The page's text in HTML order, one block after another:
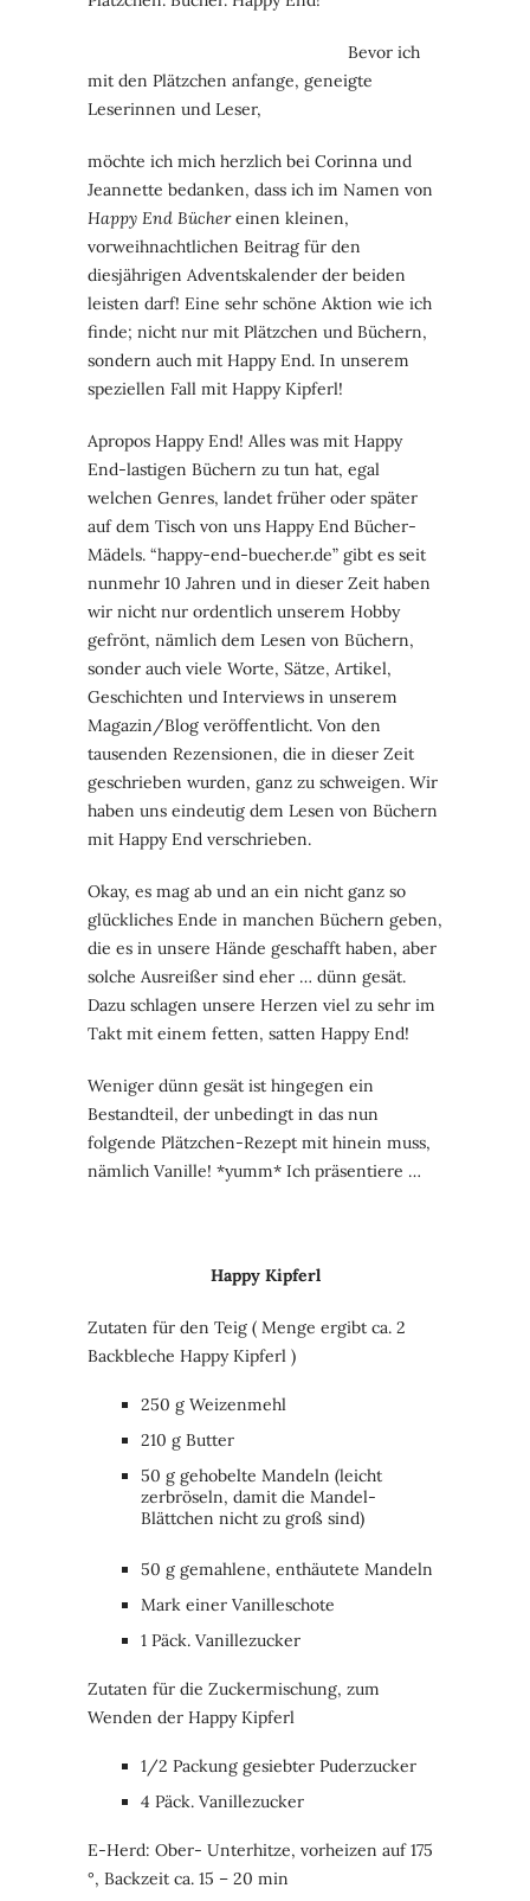
Bevor ich
mit den Plätzchen anfange, geneigte
Leserinnen und Leser,
möchte ich mich herzlich bei Corinna und
Jeannette bedanken, dass ich im Namen von
Happy End Büchereinen kleinen,
vorweihnachtlichen Beitrag für den
diesjährigen Adventskalender der beiden
leisten darf! Eine sehr schöne Aktion wie ich
finde; nicht nur mit Plätzchen und Büchern,
sondern auch mit Happy End. In unserem
speziellen Fall mit Happy Kipferl!
Apropos Happy End! Alles was mit Happy
End-lastigen Büchern zu tun hat, egal
welchen Genres, landet früher oder später
auf dem Tisch von uns Happy End Bücher-
Mädels. “happy-end-buecher.de” gibt es seit
nunmehr 10 Jahren und in dieser Zeit haben
wir nicht nur ordentlich unserem Hobby
gefrönt, nämlich dem Lesen von Büchern,
sonder auch viele Worte, Sätze, Artikel,
Geschichten und Interviews in unserem
Magazin/Blog veröffentlicht. Von den
tausenden Rezensionen, die in dieser Zeit
geschrieben wurden, ganz zu schweigen. Wir
haben uns eindeutig dem Lesen von Büchern
mit Happy End verschrieben.
Okay, es mag ab und an ein nicht ganz so
glückliches Ende in manchen Büchern geben,
die es in unsere Hände geschafft haben, aber
solche Ausreißer sind eher … dünn gesät.
Dazu schlagen unsere Herzen viel zu sehr im
Takt mit einem fetten, satten Happy End!
Weniger dünn gesät ist hingegen ein
Bestandteil, der unbedingt in das nun
folgende Plätzchen-Rezept mit hinein muss,
nämlich Vanille! *yumm* Ich präsentiere …
Happy Kipferl
Zutaten für den Teig ( Menge ergibt ca. 2
Backbleche Happy Kipferl )
250 g Weizenmehl
210 g Butter
50 g gehobelte Mandeln (leicht
zerbröseln, damit die Mandel-
Blättchen nicht zu groß sind)
50 g gemahlene, enthäutete Mandeln
Mark einer Vanilleschote
1 Päck. Vanillezucker
Zutaten für die Zuckermischung, zum
Wenden der Happy Kipferl
1/2 Packung gesiebter Puderzucker
4 Päck. Vanillezucker
E-Herd: Ober- Unterhitze, vorheizen auf 175
°, Backzeit ca. 15 – 20 min